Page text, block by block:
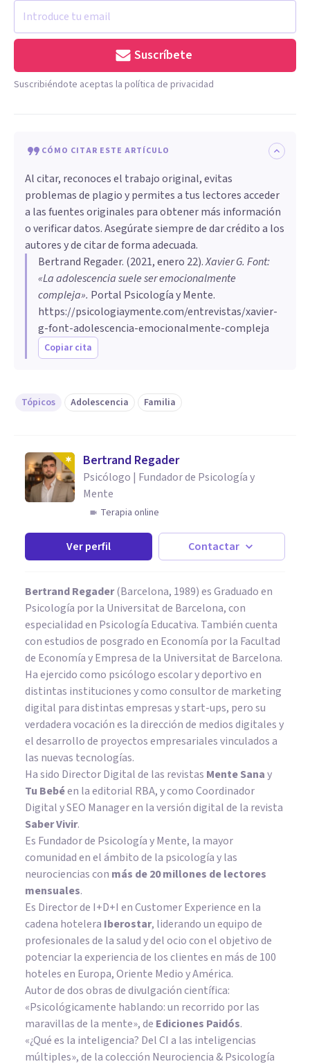
Suscríbete
Suscribiéndote aceptas la política de privacidad
CÓMO CITAR ESTE ARTÍCULO
Al citar, reconoces el trabajo original, evitas
problemas de plagio y permites a tus lectores acceder
a las fuentes originales para obtener más información
o verificar datos. Asegúrate siempre de dar crédito a los
autores y de citar de forma adecuada.
Bertrand Regader. (2021, enero 22).Xavier G. Font:
«La adolescencia suele ser emocionalmente
compleja». Portal Psicología y Mente.
https://psicologiaymente.com/entrevistas/xavier-
g-font-adolescencia-emocionalmente-compleja
Copiar cita
Tópicos Adolescencia Familia
Bertrand Regader
Psicólogo | Fundador de Psicología y
Mente
Terapia online
Ver perfil Contactar
Bertrand Regader(Barcelona, 1989) es Graduado en
Psicología por la Universitat de Barcelona, con
especialidad en Psicología Educativa. También cuenta
con estudios de posgrado en Economía por la Facultad
de Economía y Empresa de la Universitat de Barcelona.
Ha ejercido como psicólogo escolar y deportivo en
distintas instituciones y como consultor de marketing
digital para distintas empresas y start-ups, pero su
verdadera vocación es la dirección de medios digitales y
el desarrollo de proyectos empresariales vinculados a
las nuevas tecnologías.
Ha sido Director Digital de las revistas Mente Sanay
Tu Bebéen la editorial RBA, y como Coordinador
Digital y SEO Manager en la versión digital de la revista
Saber Vivir.
Es Fundador de Psicología y Mente, la mayor
comunidad en el ámbito de la psicología y las
neurociencias con más de 20 millones de lectores
mensuales.
Es Director de I+D+I en Customer Experience en la
cadena hotelera Iberostar, liderando un equipo de
profesionales de la salud y del ocio con el objetivo de
potenciar la experiencia de los clientes en más de 100
hoteles en Europa, Oriente Medio y América.
Autor de dos obras de divulgación científica:
«Psicológicamente hablando: un recorrido por las
maravillas de la mente», de Ediciones Paidós.
«¿Qué es la inteligencia? Del CI a las inteligencias
múltiples», de la colección Neurociencia & Psicología